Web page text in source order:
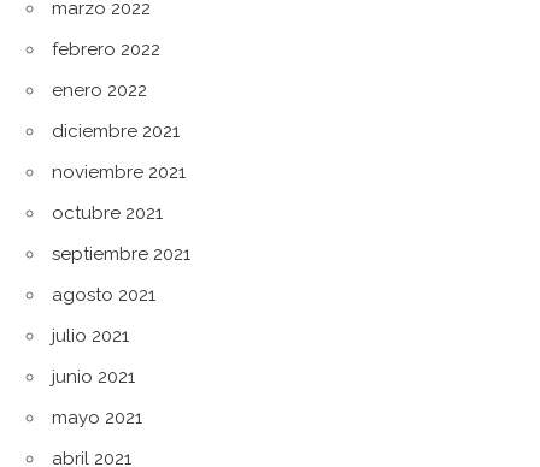
marzo 2022
febrero 2022
enero 2022
diciembre 2021
noviembre 2021
octubre 2021
septiembre 2021
agosto 2021
julio 2021
junio 2021
mayo 2021
abril 2021